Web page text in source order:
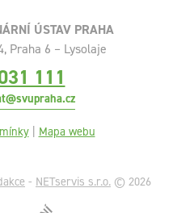
ÚSTAV PRAHA
Praha 6 – Lysolaje
111
| Mapa webu
- NETservis s.r.o. © 2026